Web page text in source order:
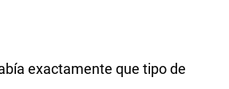
exactamente que tipo de